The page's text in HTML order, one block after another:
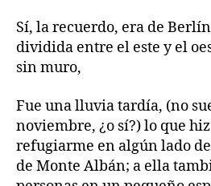
Sí, la recuerdo, era de
dividida entre el este y el
sin muro,
Fue una lluvia tardía, (no
noviembre, ¿o sí?) lo que
refugiarme en algún lado
de Monte Albán; a ella